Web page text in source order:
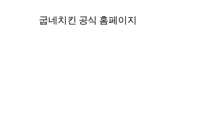
굽네치킨 공식 홈페이지